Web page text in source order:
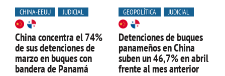
CHINA-EEUU JUDICIAL
China concentra el 74%
de sus detenciones de
marzo en buques con
bandera de Panamá
GEOPOLÍTICA JUDICIAL
Detenciones de buques
panameños en China
suben un 46,7% en abril
frente al mes anterior